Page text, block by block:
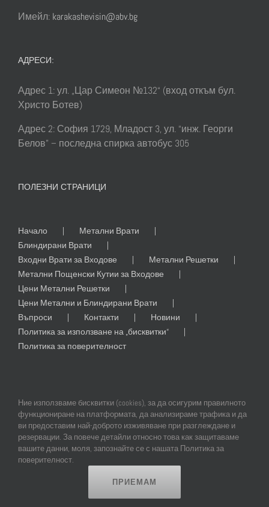
Имейл: karakashevisin@abv.bg
АДРЕСИ:
Адрес 1: ул. „Цар Симеон №132“ (вход откъм бул.
Христо Ботев)
Адрес 2: София 1729, Младост 3, ул. “инж. Георги
Белов” – последна спирка автобус 305
ПОЛЕЗНИ СТРАНИЦИ
Начало
Метални Врати
Блиндирани Врати
Входни Врати за Входове
Метални Решетки
Метални Пощенски Кутии за Входове
Цени Метални Решетки
Цени Метални и Блиндирани Врати
Въпроси
Контакти
Новини
Политика за използване на „бисквитки“
Политика за поверителност
© Copyright2026 | All Rights Reserved | Professional Web Design and
SEO byOnline Creations Ltd
Facebook
Ние използваме бисквитки (cookies), за да осигурим правилното
функциониране на платформата, да анализираме трафика и да
ви предоставим най-доброто изживяване при разглеждане и
резервации. За повече детайли относно това как защитаваме
вашите данни, моля, запознайте се с нашата Политика за
поверителност.
ПРИЕМАМ